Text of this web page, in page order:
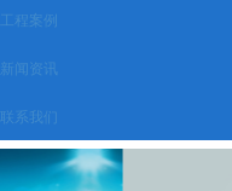
工程案例
新闻资讯
联系我们